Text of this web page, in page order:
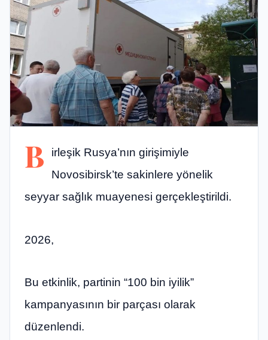
B
irleşik Rusya’nın girişimiyle
Novosibirsk’te sakinlere yönelik
seyyar sağlık muayenesi gerçekleştirildi.
2026,
Bu etkinlik, partinin “100 bin iyilik”
kampanyasının bir parçası olarak
düzenlendi.